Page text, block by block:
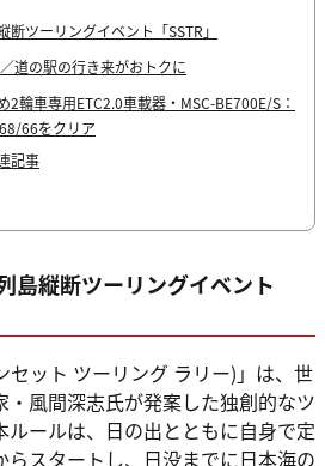
ツーリングイベント「SSTR」
道の駅の行き来がおトクに
2輪車専用ETC2.0車載器・MSC-BE700E/S：
66をクリア
記事
島縦断ツーリングイベント
セット ツーリング ラリー)」は、世
・風間深志氏が発案した独創的なツ
ルールは、日の出とともに自身で定
らスタートし、日没までに日本海の